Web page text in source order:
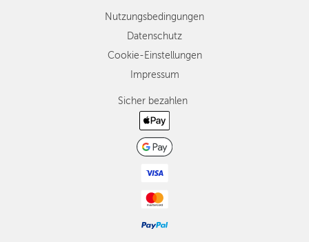
Nutzungsbedingungen
Datenschutz
Cookie-Einstellungen
Impressum
Sicher bezahlen